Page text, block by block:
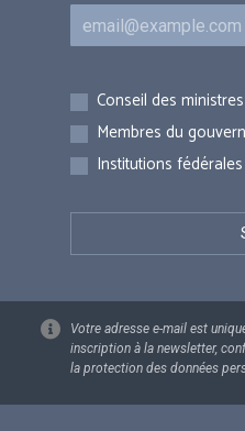
Courriel
Inscriptions
Conseil des ministres
Membres du
Institutions fédérales
Votre adresse e-mail est
inscription à la newsletter,
la protection des données